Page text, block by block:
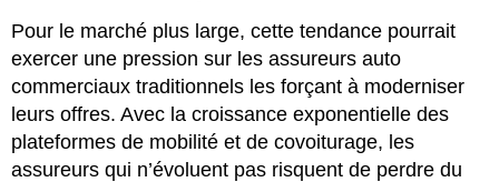
Pour le marché plus large, cette tendance pourrait
exercer une pression sur les assureurs auto
commerciaux traditionnels les forçant à moderniser
leurs offres. Avec la croissance exponentielle des
plateformes de mobilité et de covoiturage, les
assureurs qui n’évoluent pas risquent de perdre du